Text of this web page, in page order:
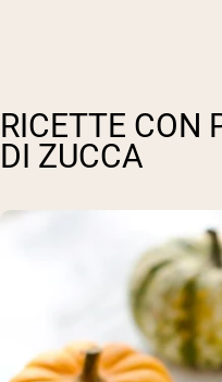
RICETTE CON
DI ZUCCA